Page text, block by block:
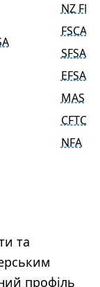
NZ
FSCA
SFSA
EFSA
MAS
CFTC
NFA
та
профіль